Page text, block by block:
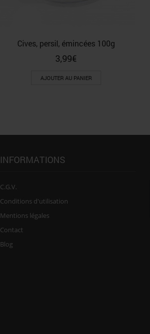
Cives, persil, émincées 100g
3,99€
AJOUTER AU PANIER
INFORMATIONS
C.G.V.
Conditions d'utilisation
Mentions légales
Contact
Blog